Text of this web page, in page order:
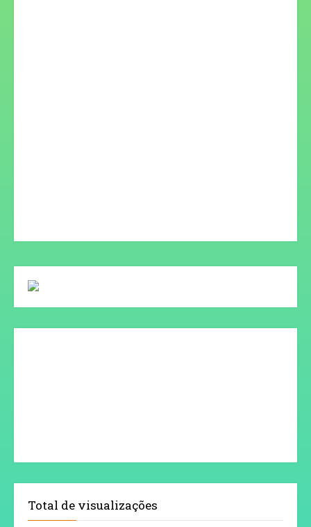
Total de visualizações